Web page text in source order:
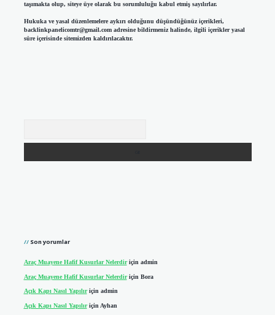
taşımakta olup, siteye üye olarak bu sorumluluğu kabul etmiş sayılırlar.
Hukuka ve yasal düzenlemelere aykırı olduğunu düşündüğünüz içerikleri,
backlinkpanelicomtr@gmail.comadresine bildirmeniz halinde, ilgili içerikler yasal
süre içerisinde sitemizden kaldırılacaktır.
Son yorumlar
Araç Muayene Hafif Kusurlar Nelerdiriçin admin
Araç Muayene Hafif Kusurlar Nelerdiriçin Bora
Açık Kapı Nasıl Yapılıriçin admin
Açık Kapı Nasıl Yapılıriçin Ayhan